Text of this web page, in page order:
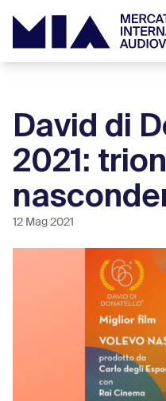
David di
2021:
12 Mag 2021